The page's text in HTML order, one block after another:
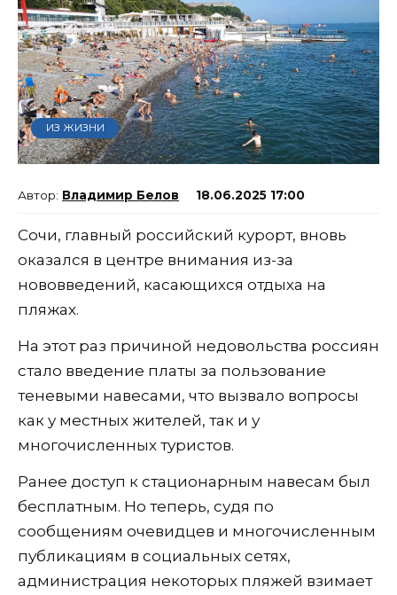
ИЗ ЖИЗНИ
Владимир Белов 18.06.2025 17:00
Сочи, главный российский курорт, вновь
оказался в центре внимания из-за
нововведений, касающихся отдыха на
пляжах.
На этот раз причиной недовольства россиян
стало введение платы за пользование
теневыми навесами, что вызвало вопросы
как у местных жителей, так и у
многочисленных туристов.
Ранее доступ к стационарным навесам был
бесплатным. Но теперь, судя по
сообщениям очевидцев и многочисленным
публикациям в социальных сетях,
администрация некоторых пляжей взимает